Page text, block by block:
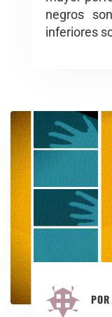
negros
inferiores
POR